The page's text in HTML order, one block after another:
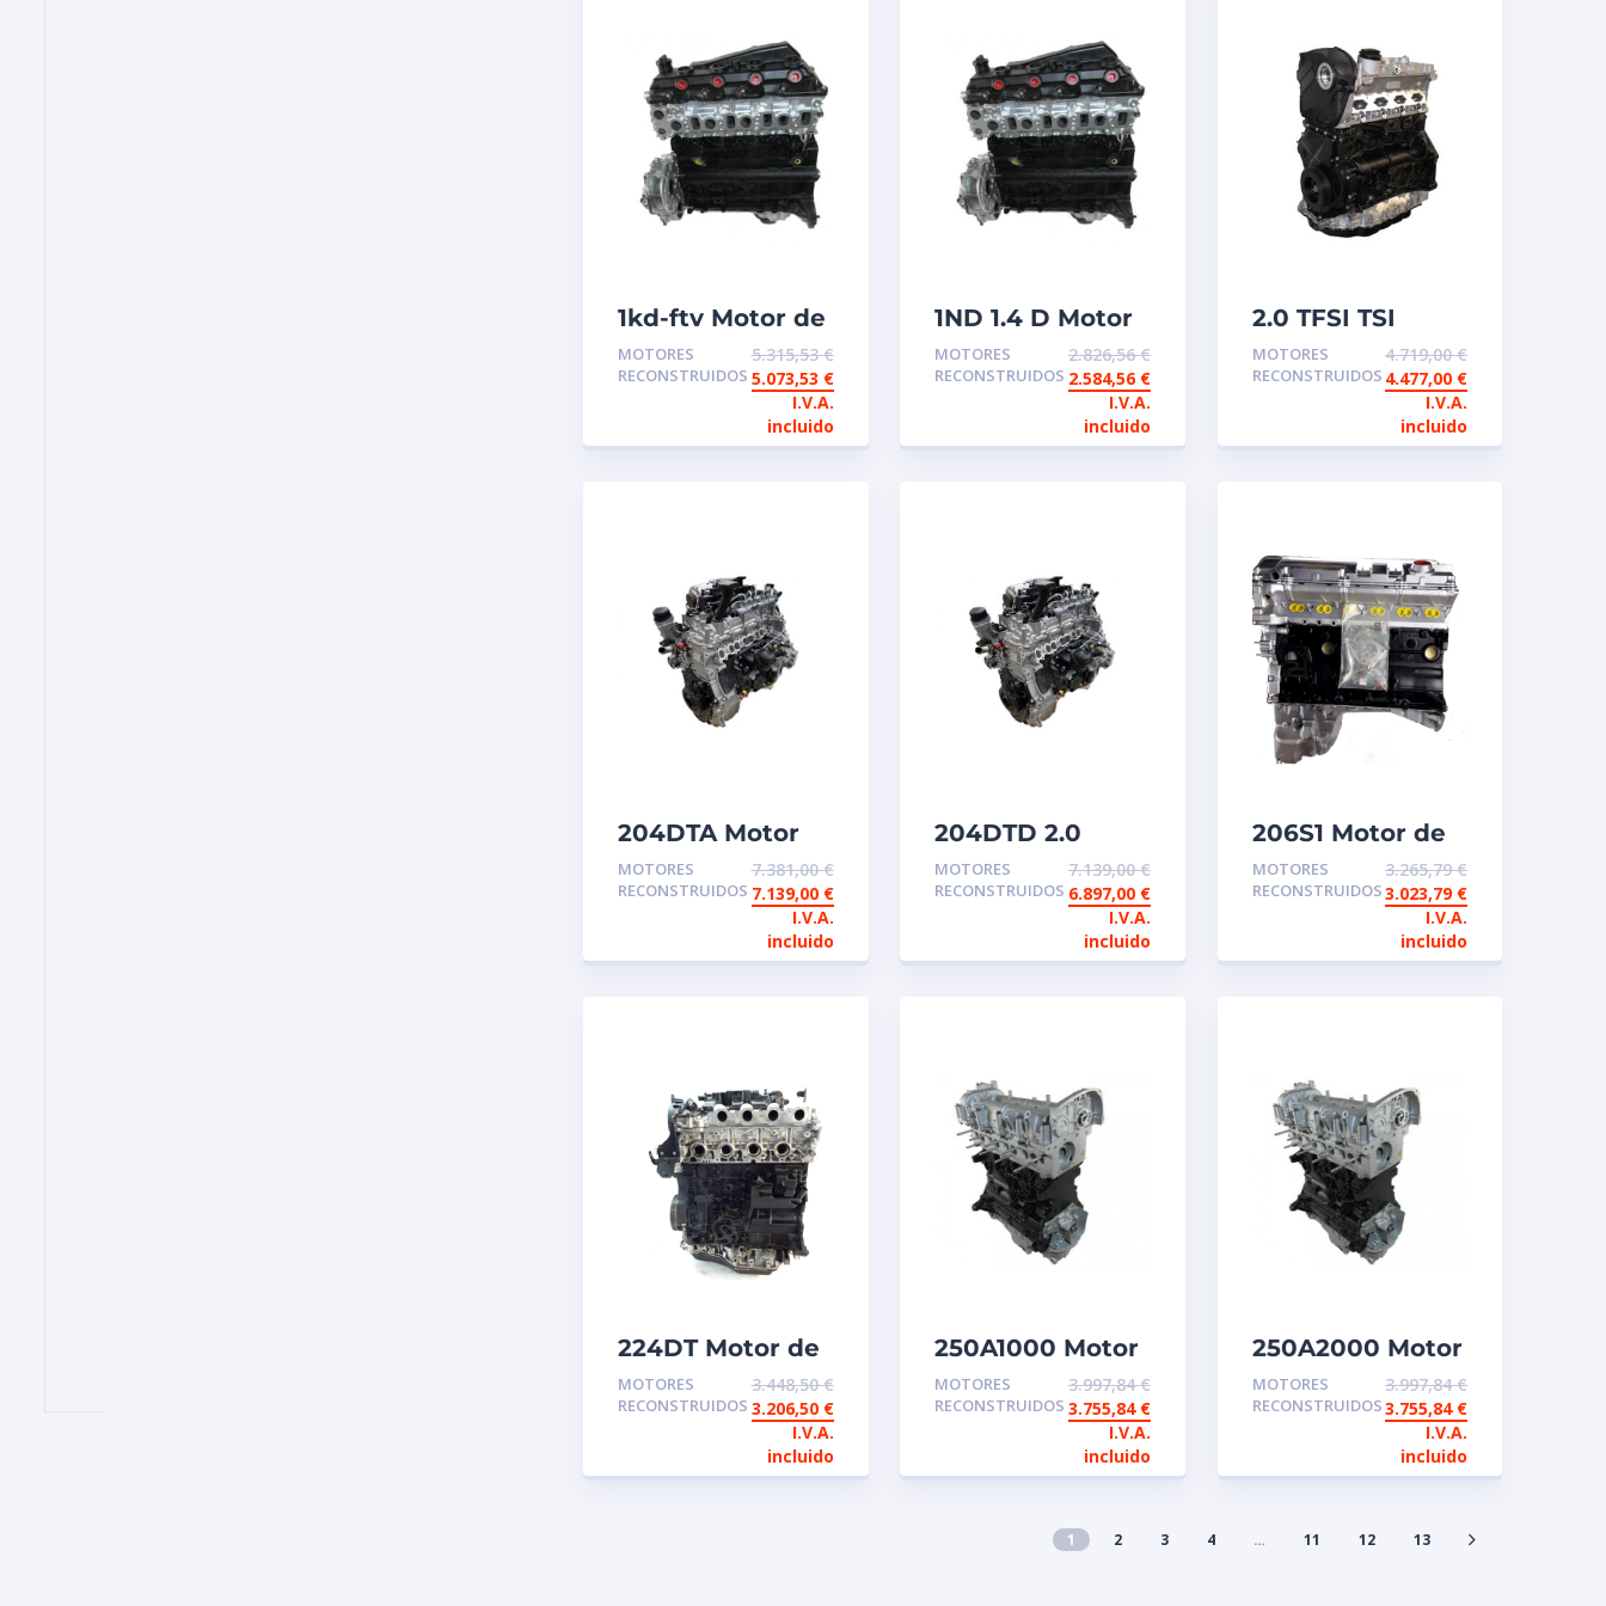
1kd-ftv Motor de
intercambio
reconstruido
MOTORES
RECONSTRUIDOS
5.315,53€
5.073,53 €
I.V.A.
incluido
1ND 1.4 D Motor
de intercambio
reconstruido
MOTORES
RECONSTRUIDOS
2.826,56€
2.584,56 €
I.V.A.
incluido
2.0 TFSI TSI
Motor de
intercambio
reconstruido
MOTORES
RECONSTRUIDOS
4.719,00€
4.477,00 €
I.V.A.
incluido
204DTA Motor
de intercambio
reconstruido
Land Rover
MOTORES
RECONSTRUIDOS
7.381,00€
7.139,00 €
I.V.A.
incluido
204DTD 2.0
Motor de
intercambio
reconstruido
MOTORES
RECONSTRUIDOS
7.139,00€
6.897,00 €
I.V.A.
incluido
206S1 Motor de
intercambio
reconstruido
MOTORES
RECONSTRUIDOS
3.265,79€
3.023,79 €
I.V.A.
incluido
224DT Motor de
intercambio
reconstruido
Land Rover
MOTORES
RECONSTRUIDOS
3.448,50€
3.206,50 €
I.V.A.
incluido
250A1000 Motor
de intercambio
reconstruido
MOTORES
RECONSTRUIDOS
3.997,84€
3.755,84 €
I.V.A.
incluido
250A2000 Motor
de intercambio
reconstruido
MOTORES
RECONSTRUIDOS
3.997,84€
3.755,84 €
I.V.A.
incluido
1 2 3 4 … 11 12 13